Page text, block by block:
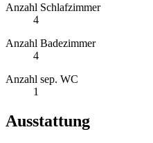
Anzahl Schlafzimmer
4
Anzahl Badezimmer
4
Anzahl sep. WC
1
Ausstattung